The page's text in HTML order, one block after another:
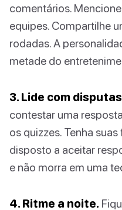
comentários.
equipes. Compartilhe
rodadas. A
metade do
3. Lide com
contestar uma
os quizzes. Tenha
disposto a aceitar
e não morra em uma
4. Ritme a noite.